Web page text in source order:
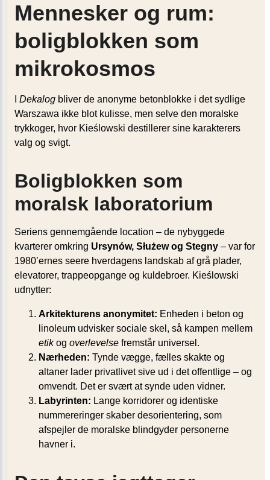
Mennesker og rum:
boligblokken som
mikrokosmos
Dekalog bliver de anonyme betonblokke i det sydlige
Warszawa ikke blot kulisse, men selve den moralske
trykkoger, hvor Kieślowski destillerer sine karakterers
valg og svigt.
Boligblokken som
moralsk laboratorium
Seriens gennemgående location – de nybyggede
kvarterer omkring Ursynów, Służew og Stegny – var for
1980’ernes seere hverdagens landskab af grå plader,
elevatorer, trappeopgange og kuldebroer. Kieślowski
udnytter:
Arkitekturens anonymitet: Enheden i beton og
linoleum udvisker sociale skel, så kampen mellem
etikog overlevelse fremstår universel.
Nærheden: Tynde vægge, fælles skakte og
altaner lader privatlivet sive ud i det offentlige – og
omvendt. Det er svært at synde uden vidner.
Labyrinten: Lange korridorer og identiske
nummereringer skaber desorientering, som
afspejler de moralske blindgyder personerne
havner i.